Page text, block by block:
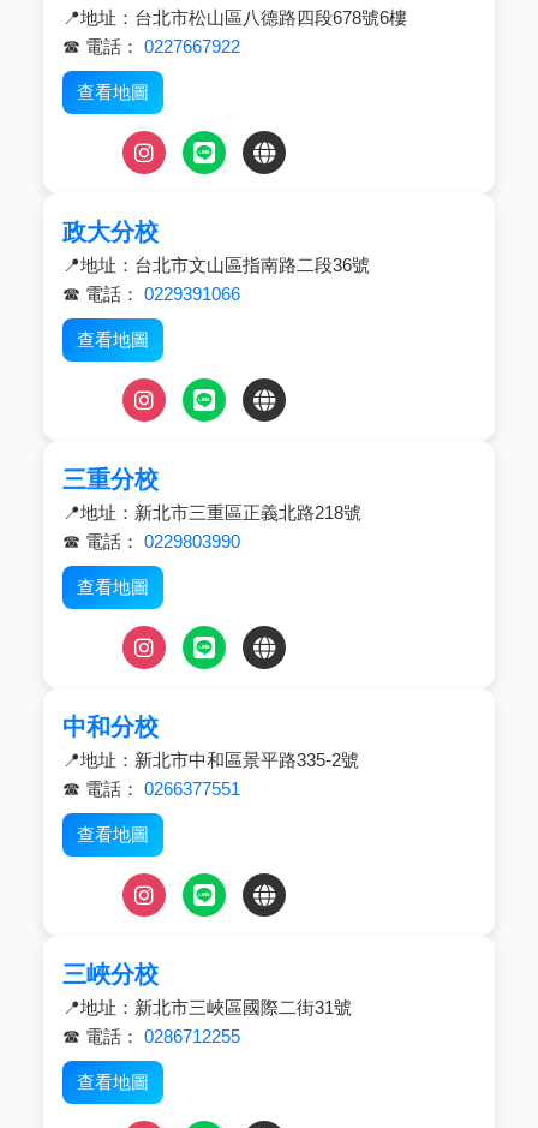
📍地址：台北市松山區八德路四段678號6樓
☎ 電話： 0227667922
查看地圖
政大分校
📍地址：台北市文山區指南路二段36號
☎ 電話： 0229391066
查看地圖
三重分校
📍地址：新北市三重區正義北路218號
☎ 電話： 0229803990
查看地圖
中和分校
📍地址：新北市中和區景平路335-2號
☎ 電話： 0266377551
查看地圖
三峽分校
📍地址：新北市三峽區國際二街31號
☎ 電話： 0286712255
查看地圖